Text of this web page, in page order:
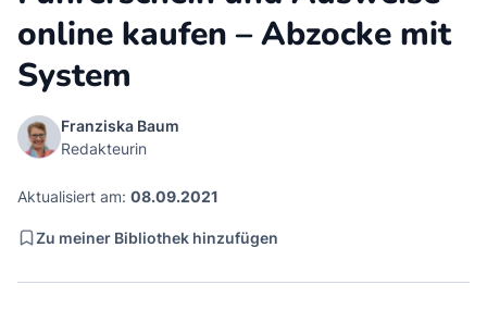
online kaufen – Abzocke mit
System
Franziska Baum
Redakteurin
Aktualisiert am: 08.09.2021
Zu meiner Bibliothek hinzufügen